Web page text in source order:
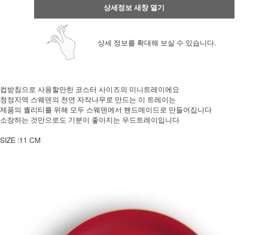
페이코 ID로 페
상세정보 새창 열기
상세 정보를 확대해 보실 수 있습니다.
컵받침으로 사용할만한 코스터 사이즈의 미니트레이에요
청정지역 스웨덴의 천연 자작나무로 만드는 이 트레이는
제품의 퀄리티를 위해 모두 스웨덴에서 핸드메이드로 만들어집니다
소장하는 것만으로도 기분이 좋아지는 우드트레이입니다
SIZE :11 CM